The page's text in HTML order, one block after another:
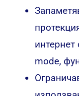
mode,